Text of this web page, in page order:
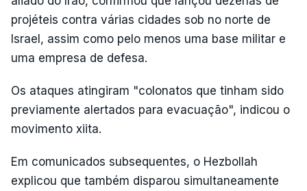
projéteis contra várias cidades sob no norte de
Israel, assim como pelo menos uma base militar e
uma empresa de defesa.
Os ataques atingiram "colonatos que tinham sido
previamente alertados para evacuação", indicou o
movimento xiita.
Em comunicados subsequentes, o Hezbollah
explicou que também disparou simultaneamente